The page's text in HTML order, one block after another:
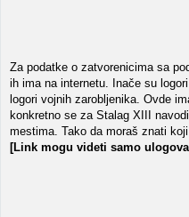
Za podatke o zatvorenicima sa
ih ima na internetu. Inače su
logori vojnih zarobljenika. Ovde
konkretno se za Stalag XIII
mestima. Tako da moraš znati
[Link mogu videti samo